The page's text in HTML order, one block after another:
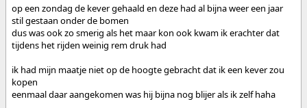
op een zondag de kever gehaald en deze had al bijna weer een jaar
stil gestaan onder de bomen
dus was ook zo smerig als het maar kon ook kwam ik erachter dat
tijdens het rijden weinig rem druk had
ik had mijn maatje niet op de hoogte gebracht dat ik een kever zou
kopen
eenmaal daar aangekomen was hij bijna nog blijer als ik zelf haha